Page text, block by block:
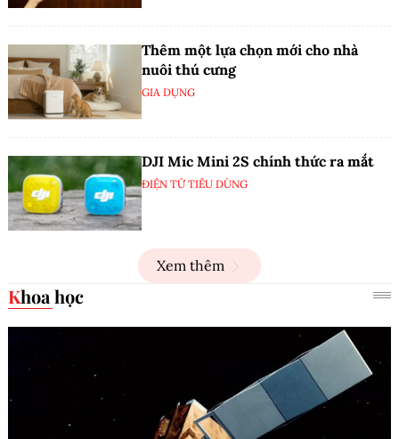
Thêm một lựa chọn mới cho nhà
nuôi thú cưng
GIA DỤNG
DJI Mic Mini 2S chính thức ra mắt
ĐIỆN TỬ TIÊU DÙNG
Xem thêm
Khoa học